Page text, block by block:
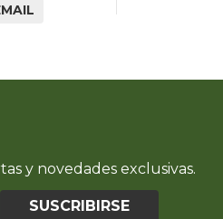
y novedades exclusivas.
SUSCRIBIRSE